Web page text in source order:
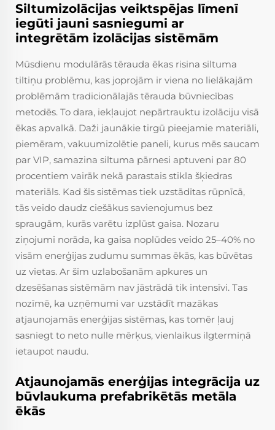
Siltumizolācijas veiktspējas līmenī
iegūti jauni sasniegumi ar
integrētām izolācijas sistēmām
Mūsdienu modulārās tērauda ēkas risina siltuma
tiltiņu problēmu, kas joprojām ir viena no lielākajām
problēmām tradicionālajās tērauda būvniecības
metodēs. To dara, iekļaujot nepārtrauktu izolāciju visā
ēkas apvalkā. Daži jaunākie tirgū pieejamie materiāli,
piemēram, vakuumizolētie paneli, kurus mēs saucam
par VIP, samazina siltuma pārnesi aptuveni par 80
procentiem vairāk nekā parastais stikla šķiedras
materiāls. Kad šīs sistēmas tiek uzstādītas rūpnīcā,
tās veido daudz ciešākus savienojumus bez
spraugām, kurās varētu izplūst gaisa. Nozaru
ziņojumi norāda, ka gaisa noplūdes veido 25–40% no
visām enerģijas zudumu summas ēkās, kas būvētas
uz vietas. Ar šīm uzlabošanām apkures un
dzesēšanas sistēmām nav jāstrādā tik intensīvi. Tas
nozīmē, ka uzņēmumi var uzstādīt mazākas
atjaunojamās enerģijas sistēmas, kas tomēr ļauj
sasniegt to neto nulle mērķus, vienlaikus ilgtermiņā
ietaupot naudu.
Atjaunojamās enerģijas integrācija uz
būvlaukuma prefabrikētās metāla
ēkās